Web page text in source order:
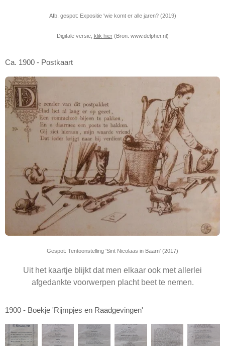
Afb. gespot: Expositie 'wie komt er alle jaren? (2019)
Digitale versie, klik hier(Bron: www.delpher.nl)
Ca. 1900 - Postkaart
Gespot: Tentoonstelling 'Sint Nicolaas in Baarn' (2017)
Uit het kaartje blijkt dat men elkaar ook met allerlei
afgedankte voorwerpen placht beet te nemen.
1900 - Boekje 'Rijmpjes en Raadgevingen'